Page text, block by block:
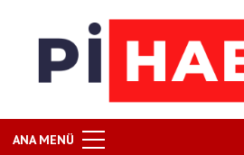
ANA MENÜ